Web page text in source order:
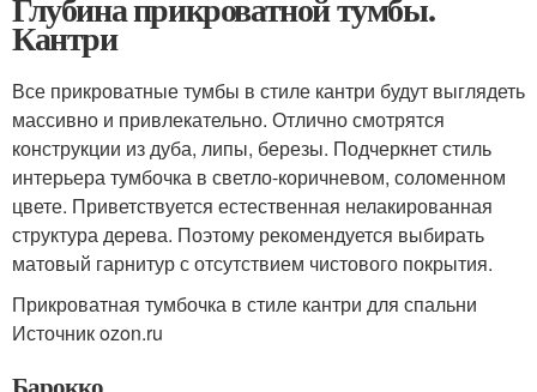
Кантри
Все прикроватные тумбы в стиле кантри будут выглядеть
массивно и привлекательно. Отлично смотрятся
конструкции из дуба, липы, березы. Подчеркнет стиль
интерьера тумбочка в светло-коричневом, соломенном
цвете. Приветствуется естественная нелакированная
структура дерева. Поэтому рекомендуется выбирать
матовый гарнитур с отсутствием чистового покрытия.
Прикроватная тумбочка в стиле кантри для спальни
Источник ozon.ru